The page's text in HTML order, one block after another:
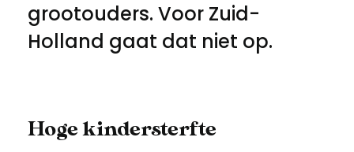
grootouders. Voor Zuid-
Holland gaat dat niet op.
Hoge kindersterfte